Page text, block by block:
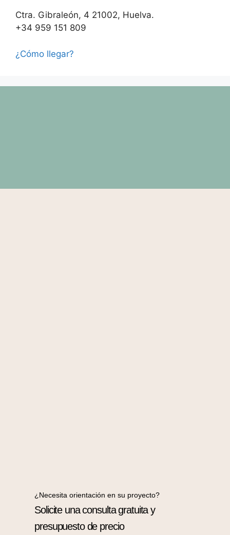
Ctra. Gibraleón, 4 21002, Huelva.
+34 959 151 809
¿Cómo llegar?
¿Necesita orientación en su proyecto?
Solicite una consulta gratuita y
presupuesto de precio